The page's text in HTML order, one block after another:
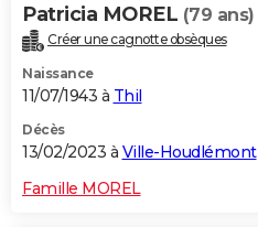
Patricia MOREL (79 ans)
Créer une cagnotte obsèques
Naissance
11/07/1943 à Thil
Décès
13/02/2023 à Ville-Houdlémont
Famille MOREL